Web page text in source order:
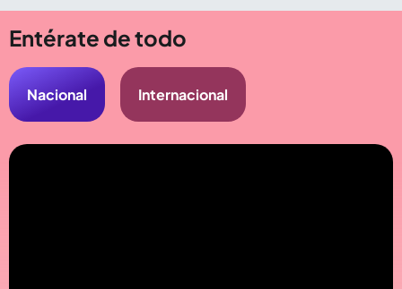
Entérate de todo
Nacional Internacional